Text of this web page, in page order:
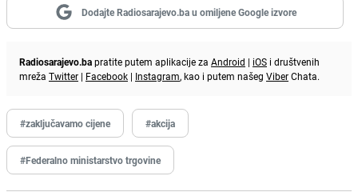
Dodajte Radiosarajevo.ba u omiljene Google izvore
Radiosarajevo.bapratite putem aplikacije za Android | iOS i društvenih
mreža Twitter | Facebook | Instagram, kao i putem našeg ViberChata.
#zaključavamo cijene #akcija
#Federalno ministarstvo trgovine